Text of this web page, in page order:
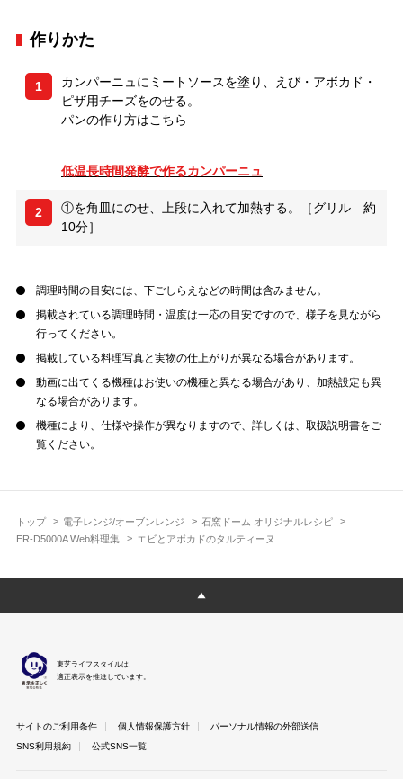
トップ 電子レンジ/オーブンレンジ
石窯ドーム オリジナルレシピ
ER-D5000A Web料理集
エビとアボカドのタルティーヌ
作りかた
1
カンパーニュにミートソースを塗り、えび・アボカド・
ピザ用チーズをのせる。
パンの作り方はこちら
低温長時間発酵で作るカンパーニュ
2
①を角皿にのせ、上段に入れて加熱する。［グリル 約
10分］
調理時間の目安には、下ごしらえなどの時間は含みません。
掲載されている調理時間・温度は一応の目安ですので、様子を見ながら
行ってください。
掲載している料理写真と実物の仕上がりが異なる場合があります。
動画に出てくる機種はお使いの機種と異なる場合があり、加熱設定も異
なる場合があります。
機種により、仕様や操作が異なりますので、詳しくは、取扱説明書をご
覧ください。
東芝ライフスタイルは、
適正表示を推進しています。
サイトのご利用条件 個人情報保護方針
パーソナル情報の外部送信
SNS利用規約
公式SNS一覧